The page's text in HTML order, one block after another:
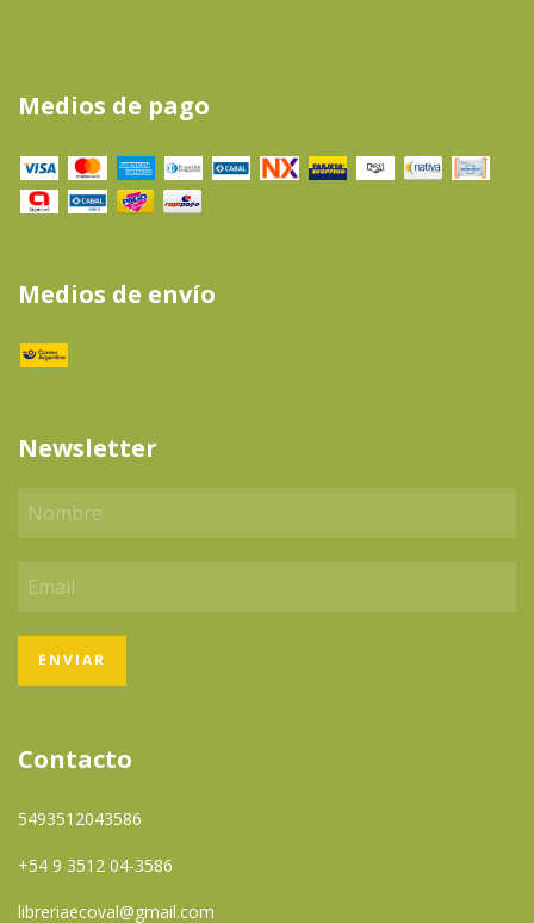
Medios de pago
Medios de envío
Newsletter
Contacto
5493512043586
+54 9 3512 04-3586
libreriaecoval@gmail.com